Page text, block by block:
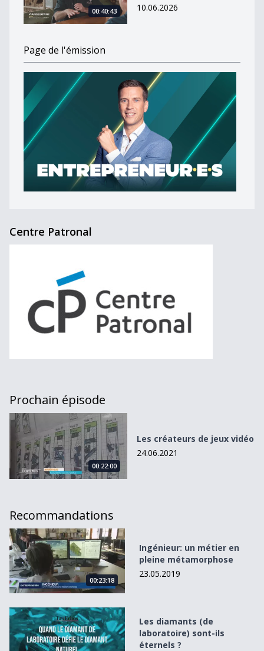
00:40:43
10.06.2026
Page de l'émission
Centre Patronal
Prochain épisode
Les créateurs de jeux vidéo
00:22:00
Les créateurs de jeux vidéo
24.06.2021
Recommandations
Ingénieur: un métier en pleine métamorphose
00:23:18
Ingénieur: un métier en
pleine métamorphose
23.05.2019
Les diamants (de laboratoire) sont-ils éternels ?
Les diamants (de
laboratoire) sont-ils
éternels ?